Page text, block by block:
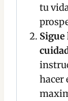
tu
hacer